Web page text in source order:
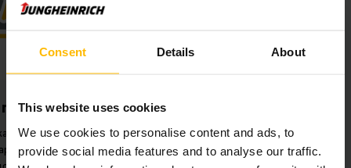
Consent Details About
This website uses cookies
We use cookies to personalise content and ads, to
provide social media features and to analyse our traffic.
veilig laden
brengt de
1,5 meter
Betrouwbare kwaliteit
De gebruikte EFG 535k met 5
meter mast en hoge hefcapaciteit